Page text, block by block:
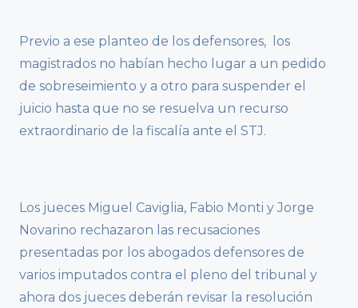
Previo a ese planteo de los defensores, los
magistrados no habían hecho lugar a un pedido
de sobreseimiento y a otro para suspender el
juicio hasta que no se resuelva un recurso
extraordinario de la fiscalía ante el STJ.
Los jueces Miguel Caviglia, Fabio Monti y Jorge
Novarino rechazaron las recusaciones
presentadas por los abogados defensores de
varios imputados contra el pleno del tribunal y
ahora dos jueces deberán revisar la resolución